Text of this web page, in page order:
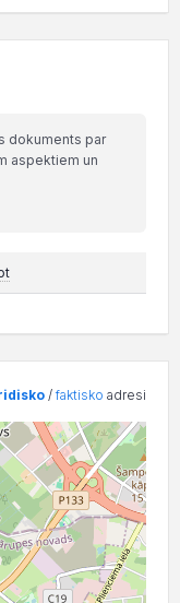
dokuments par
aspektiem un
/faktisko adresi